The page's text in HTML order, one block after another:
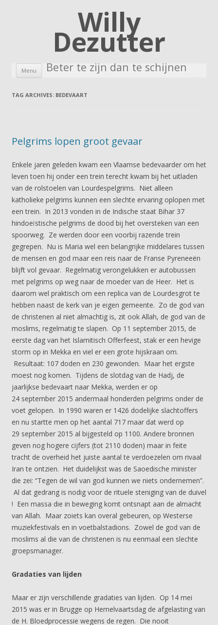
Willy
Dezutter
Beter te zijn dan te schijnen
Menu Skip to content
TAG ARCHIVES: BEDEVAART
Pelgrims lopen groot gevaar
Enkele jaren geleden kwam een Vlaamse bedevaarder om het
leven toen hij onder een trein terecht kwam bij het uitladen
van de rolstoelen van Lourdespelgrims. Niet alleen
katholieke pelgrims kunnen een slechte ervaring oplopen met
een trein. In 2013 vonden in de Indische staat Bihar 37
hindoeïstische pelgrims de dood bij het oversteken van een
spoorweg. Ze werden door een voorbij razende trein
gegrepen. Nu is Maria wel een belangrijke middelares tussen
de mensen en god maar een reis naar de Franse Pyreneeën
blijft vol gevaar. Regelmatig verongelukken er autobussen
met pelgrims op weg naar de moeder van de Heer. Het is
daarom wel praktisch om een replica van de Lourdesgrot te
hebben naast de kerk van je eigen gemeente. Zo de god van
de christenen al niet almachtig is, zit ook Allah, de god van de
moslims, regelmatig te slapen. Op 11 september 2015, de
eerste dag van het Islamitisch Offerfeest, stak er een hevige
storm op in Mekka en viel er een grote hijskraan om.
Resultaat: 107 doden en 230 gewonden. Maar het ergste
moest nog komen. Tijdens de slotdag van de Hadj, de
jaarlijkse bedevaart naar Mekka, werden er op
24 september 2015 andermaal honderden pelgrims onder de
voet gelopen. In 1990 waren er 1426 dodelijke slachtoffers
en nu startte men op het aantal 717 maar dat werd op
29 september 2015 al bijgesteld op 1100. Andere bronnen
geven nog hogere cijfers (tot 2110 doden) maar in feite
tracht de overheid het juiste aantal te verdoezelen om rivaal
Iran te ontzien. Het duidelijkst was de Saoedische minister
die zei: “Tegen de wil van god kunnen we niets ondernemen”.
Al dat gedrang is nodig voor de rituele steniging van de duivel
! Een massa die in beweging komt ontsnapt aan de almacht
van Allah. Maar zoiets kan overal gebeuren, op Westerse
muziekfestivals en in voetbalstadions. Zowel de god van de
moslims al die van de christenen is nu eenmaal een slechte
groepsmanager.
Gradaties van lijden
Maar er zijn verschillende gradaties van lijden. Op 14 mei
2015 was er in Brugge op Hemelvaartsdag de afgelasting van
de H. Bloedprocessie wegens de regen. Die nooit